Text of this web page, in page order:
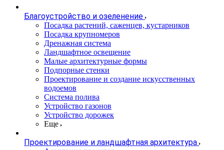
Благоустройство и озеленение
Посадка растений, саженцев, кустарников
Посадка крупномеров
Дренажная система
Ландшафтное освещение
Малые архитектурные формы
Подпорные стенки
Проектирование и создание искусственных
водоемов
Система полива
Устройство газонов
Устройство дорожек
Еще
Проектирование и ландшафтная архитектура